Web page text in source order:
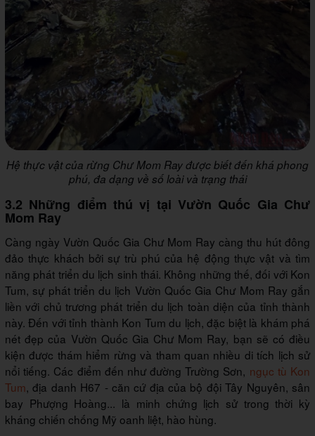
Hệ thực vật của rừng Chư Mom Ray được biết đến khá phong
phú, đa dạng về số loài và trạng thái
3.2 Những điểm thú vị tại Vườn Quốc Gia Chư
Mom Ray
Càng ngày Vườn Quốc Gia Chư Mom Ray càng thu hút đông
đảo thực khách bởi sự trù phú của hệ động thực vật và tìm
năng phát triển du lịch sinh thái. Không những thế, đối với Kon
Tum, sự phát triển du lịch Vườn Quốc Gia Chư Mom Ray gắn
liền với chủ trương phát triển du lịch toàn diện của tỉnh thành
này. Đến với tỉnh thành Kon Tum du lịch, đặc biệt là khám phá
nét đẹp của Vườn Quốc Gia Chư Mom Ray, bạn sẽ có điều
kiện được thám hiểm rừng và tham quan nhiều di tích lịch sử
nổi tiếng. Các điểm đến như đường Trường Sơn, ngục tù Kon
Tum, địa danh H67 - căn cứ địa của bộ đội Tây Nguyên, sân
bay Phượng Hoàng... là minh chứng lịch sử trong thời kỳ
kháng chiến chống Mỹ oanh liệt, hào hùng.